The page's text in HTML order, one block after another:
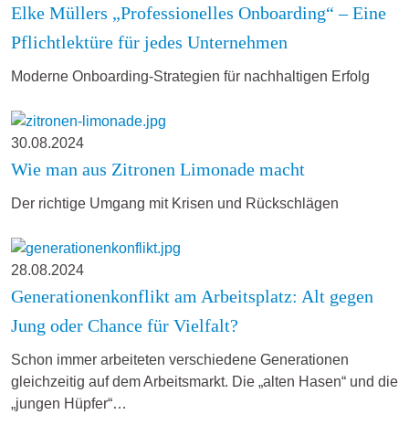
Elke Müllers „Professionelles Onboarding“ – Eine
Pflichtlektüre für jedes Unternehmen
Moderne Onboarding-Strategien für nachhaltigen Erfolg
30.08.2024
Wie man aus Zitronen Limonade macht
Der richtige Umgang mit Krisen und Rückschlägen
28.08.2024
Generationenkonflikt am Arbeitsplatz: Alt gegen
Jung oder Chance für Vielfalt?
Schon immer arbeiteten verschiedene Generationen
gleichzeitig auf dem Arbeitsmarkt. Die „alten Hasen“ und die
„jungen Hüpfer“…